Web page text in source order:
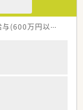
(600万円以上)